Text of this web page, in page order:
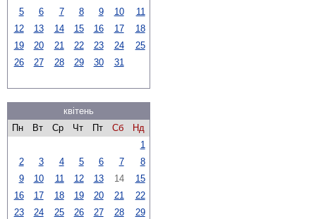
5
6 7 8 9 10
11
12
13 14 15 16 17
18
19
20 21 22 23 24
25
26
27 28 29 30 31
квітень
Пн
Вт Ср Чт Пт Сб
Нд
1
2
3 4 5 6 7
8
9
10 11 12 13 14
15
16
17 18 19 20 21
22
23
24 25 26 27 28
29